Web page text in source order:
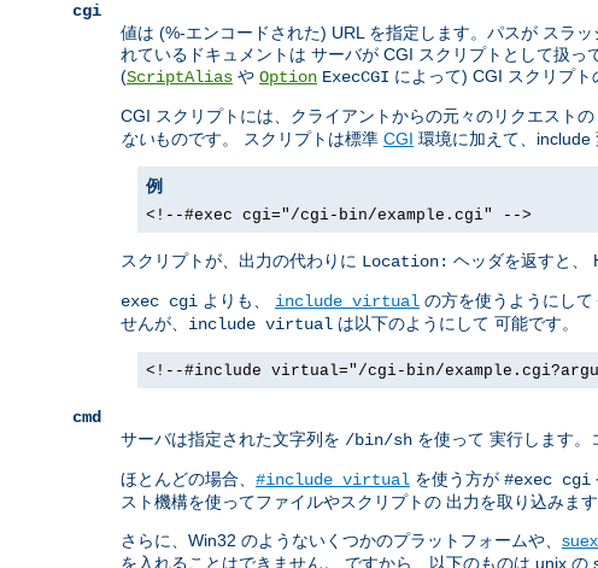
cgi
値は (%-エンコードされた) URL を指定します。パスが スラ
れているドキュメントは サーバが CGI スクリプトとして扱
(ScriptAlias や Option ExecCGI によって) CGI スクリプト
CGI スクリプトには、クライアントからの元々のリクエストの
ないものです。 スクリプトは標準 CGI 環境に加えて、include
例
<!--#exec cgi="/cgi-bin/example.cgi" -->
スクリプトが、出力の代わりに Location: ヘッダを返すと、
exec cgi よりも、 include virtual の方を使うようにし
せんが、 include virtual は以下のようにして 可能です。
<!--#include virtual="/cgi-bin/
cmd
サーバは指定された文字列を /bin/sh を使って 実行します
ほとんどの場合、 #include virtual を使う方が #exec cgi
スト機構を使ってファイルやスクリプトの 出力を取り込みま
さらに、Win32 のようないくつかのプラットフォームや、
を入れることはできません。 ですから、以下のものは unix